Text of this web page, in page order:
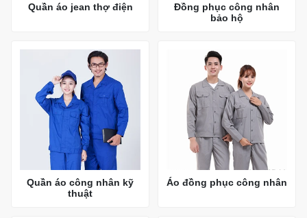
Quần áo jean thợ điện
Đồng phục công nhân
bảo hộ
Quần áo công nhân kỹ
thuật
Áo đồng phục công nhân